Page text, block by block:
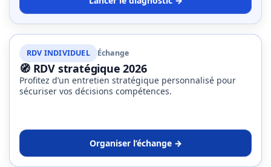
RDV INDIVIDUEL Échange
🧭 RDV stratégique 2026
Profitez d’un entretien stratégique personnalisé pour
sécuriser vos décisions compétences.
Organiser l’échange →